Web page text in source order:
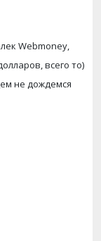
Webmoney,
всего то)
не дождемся